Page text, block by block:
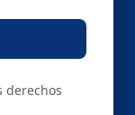
derechos